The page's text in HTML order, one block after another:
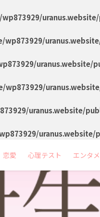
wp873929/
wp873929/
uranus.website/
恋愛 心理テスト エンタメ